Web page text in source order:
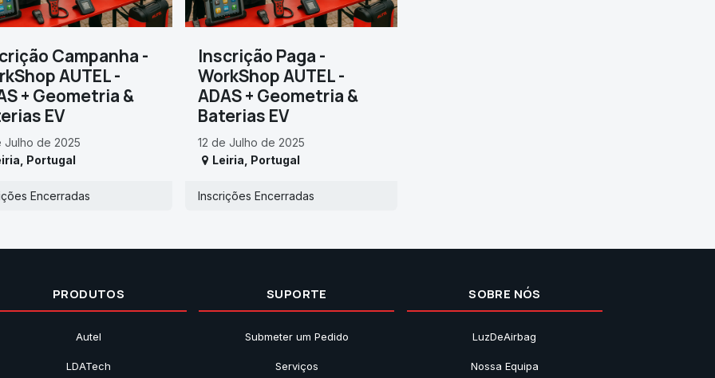
Campanha -
AUTEL -
+ Geometria &
EV
Julho de 2025
Portugal
Encerradas
Inscrição Paga -
WorkShop AUTEL -
ADAS + Geometria &
Baterias EV
12 de Julho de 2025
Leiria Portugal
Inscrições Encerradas
PRODUTOS
Autel
LDATech
SUPORTE
Submeter um Pedido
Serviços
SOBRE NÓS
LuzDeAirbag
Nossa Equipa